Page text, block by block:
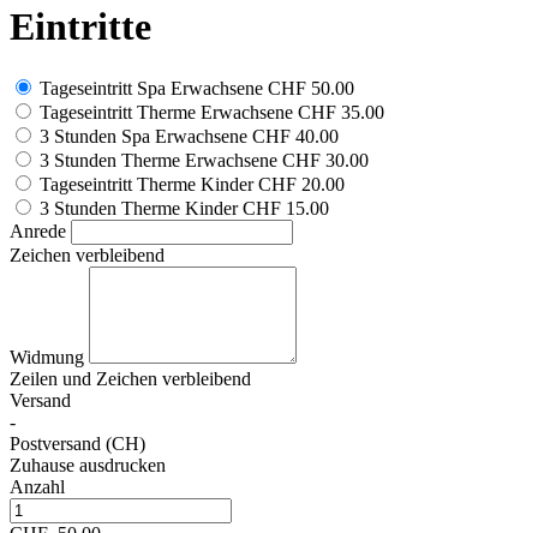
Eintritte
Tageseintritt Spa Erwachsene CHF 50.00
Tageseintritt Therme Erwachsene CHF 35.00
3 Stunden Spa Erwachsene CHF 40.00
3 Stunden Therme Erwachsene CHF 30.00
Tageseintritt Therme Kinder CHF 20.00
3 Stunden Therme Kinder CHF 15.00
Anrede
Zeichen verbleibend
Widmung
Zeilen und Zeichen verbleibend
Versand
-
Postversand (CH)
Zuhause ausdrucken
Anzahl